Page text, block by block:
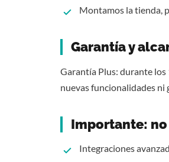
Montamos la tienda,
Garantía y
Garantía Plus: durante los
nuevas funcionalidades ni
Importante:
Integraciones